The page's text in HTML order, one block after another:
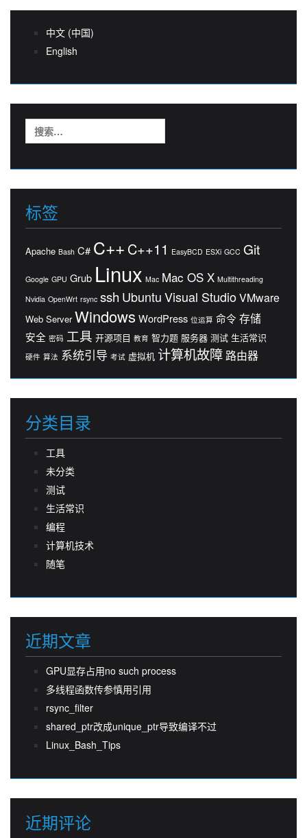
中文 (中国)
English
索：
标签
Apache Bash C# C++ C++11 EasyBCD ESXi GCC Git
Google GPU Grub Linux Mac Mac OS X Multithreading
Nvidia OpenWrt rsync ssh UbuntuVisual StudioVMware
Web Server Windows WordPress 位运算 命令 存储
安全 密码 工具 开源项目 教育 智力题 服务器 测试 生活常识
硬件 算法 系统引导 考试 虚拟机 计算机故障 路由器
分类目录
工具
未分类
测试
生活常识
编程
计算机技术
随笔
近期文章
GPU显存占用no such process
多线程函数传参慎用引用
rsync_filter
shared_ptr改成unique_ptr导致编译不过
Linux_Bash_Tips
近期评论